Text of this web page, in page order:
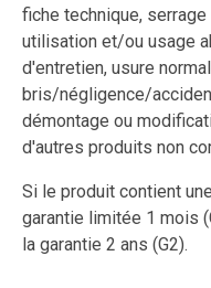
fiche technique,
utilisation et/ou usage
d'entretien, usure
bris/négligence/
démontage ou
d'autres produits non
Si le produit contient
garantie limitée 1 mois
la garantie 2 ans (G2).